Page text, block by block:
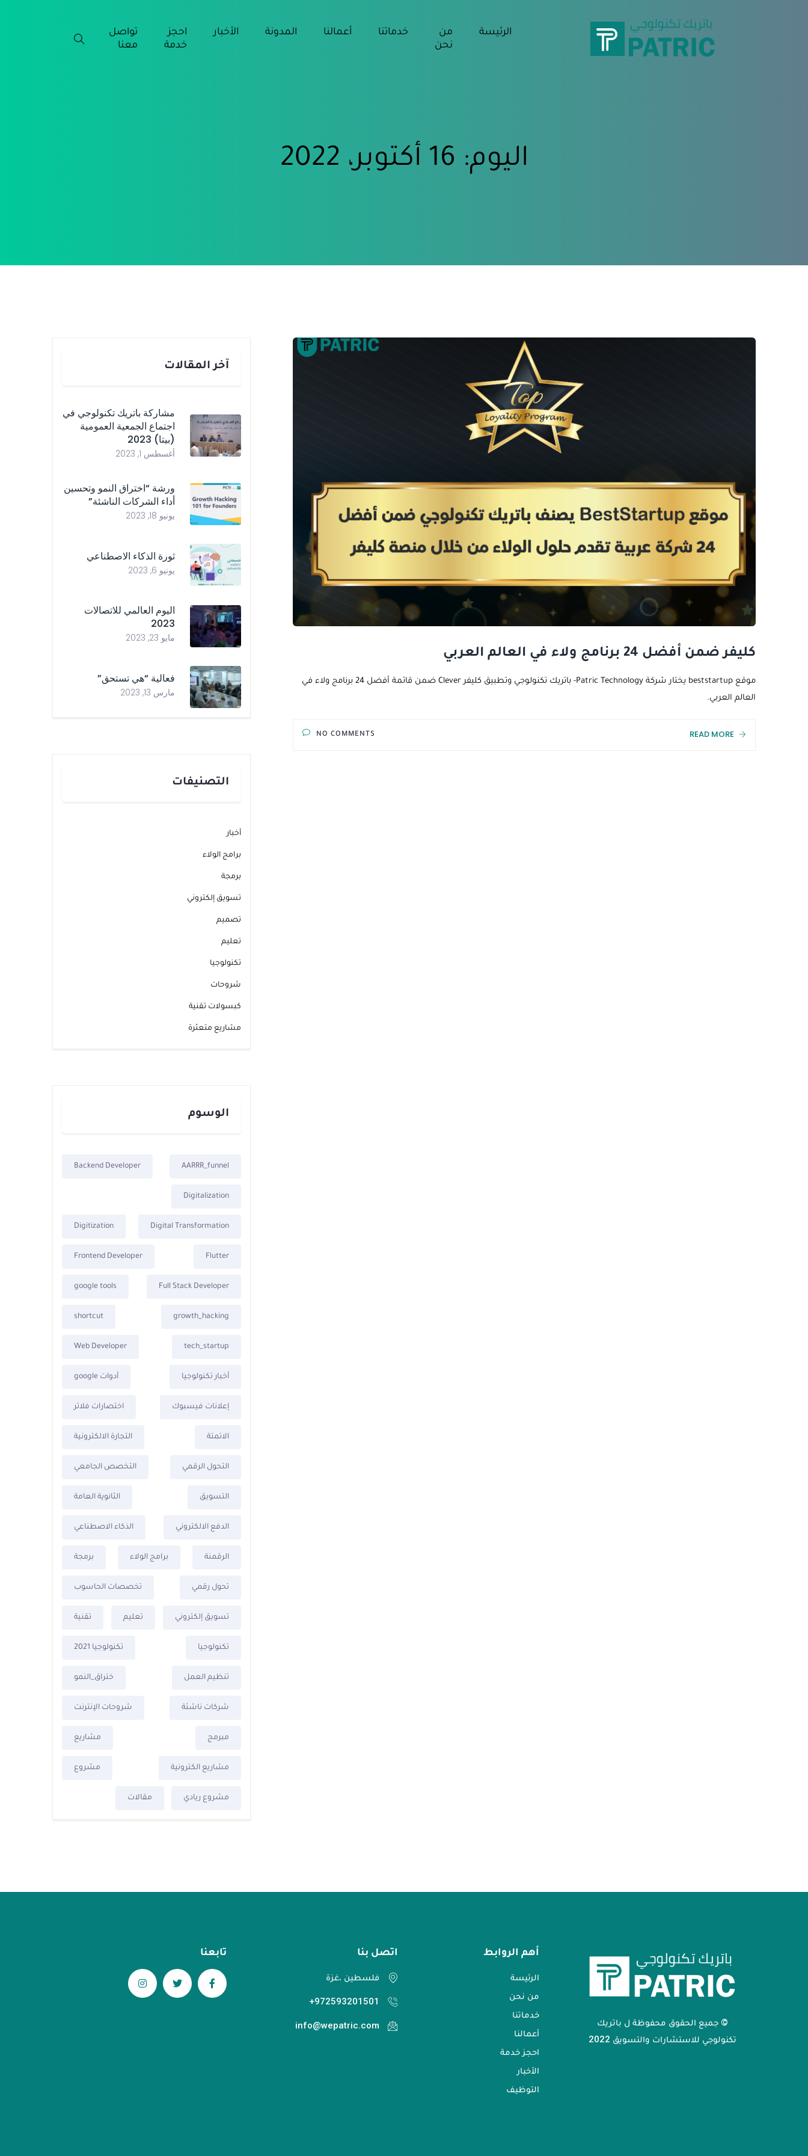
الرئيسة
من
نحن
خدماتنا أعمالنا المدونة الأخبار
احجز
خدمة
تواصل
معنا
اليوم: 16 أكتوبر، 2022
كليفر ضمن أفضل 24 برنامج ولاء في العالم العربي
موقع beststartup يختار شركة Patric Technology- باتريك تكنولوجي وتطبيق كليفر Clever ضمن قائمة أفضل 24 برنامج ولاء في
العالم العربي.
READ MORE
NO COMMENTS
آخر المقالات
مشاركة باتريك تكنولوجي في
اجتماع الجمعية العمومية
(بيتا) 2023
أغسطس 1, 2023
ورشة “اختراق النمو وتحسين
أداء الشركات الناشئة”
يونيو 18, 2023
ثورة الذكاء الاصطناعي
يونيو 6, 2023
اليوم العالمي للاتصالات
2023
مايو 23, 2023
فعالية “هي تستحق”
مارس 13, 2023
التصنيفات
أخبار
برامج الولاء
برمجة
تسويق إلكتروني
تصميم
تعليم
تكنولوجيا
شروحات
كبسولات تقنية
مشاريع متعثرة
الوسوم
AARRR_funnel
Backend Developer
Digitalization
Digital Transformation
Digitization
Flutter
Frontend Developer
Full Stack Developer
google tools
growth_hacking
shortcut
tech_startup
Web Developer
أخبار تكنولوجيا أدوات google
إعلانات فيسبوك اختصارات فلاتر
الاتمتة التجارة الالكترونية
التحول الرقمي التخصص الجامعي
التسويق الثانوية العامة
الدفع الالكتروني الذكاء الاصطناعي
الرقمنة برامج الولاء برمجة
تحول رقمي تخصصات الحاسوب
تسويق إلكتروني تعليم تقنية
تكنولوجيا تكنولوجيا 2021
تنظيم العمل ختراق_النمو
شركات ناشئة شروحات الإنترنت
مبرمج مشاريع
مشاريع الكترونية مشروع
مشروع ريادي مقالات
© جميع الحقوق محفوظة ل باتريك
تكنولوجي للاستشارات والتسويق 2022
أهم الروابط
الرئيسة
من نحن
خدماتنا
أعمالنا
احجز خدمة
الأخبار
التوظيف
اتصل بنا​
فلسطين ،غزة
972593201501+
info@wepatric.com
تابعنا